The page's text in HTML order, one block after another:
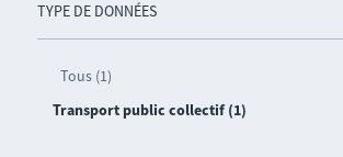
TYPE DE DONNÉES
Tous (1)
Transport public collectif (1)